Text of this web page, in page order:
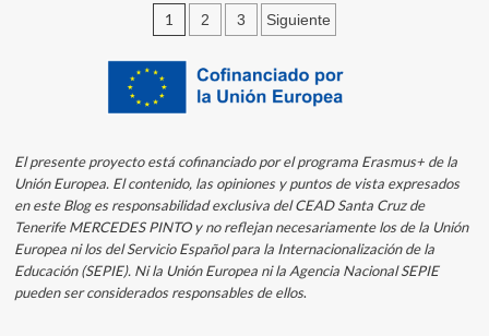
Paginación
de
entradas
1 2 3 Siguiente
El presente proyecto está cofinanciadopor el programa Erasmus+ de la
Unión Europea. El contenido, las opiniones y puntos de vista expresados
en este Bloges responsabilidad exclusiva del CEAD Santa Cruz de
Tenerife MERCEDES PINTO y no reflejan necesariamente los de la Unión
Europea ni los del Servicio Español para la Internacionalización de la
Educación (SEPIE). Ni la Unión Europea ni la Agencia Nacional SEPIE
pueden ser considerados responsables de ellos.